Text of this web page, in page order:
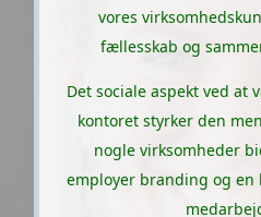
vores
fællesskab og
Det sociale aspekt ved at
kontoret styrker den
nogle virksomheder
employer branding og